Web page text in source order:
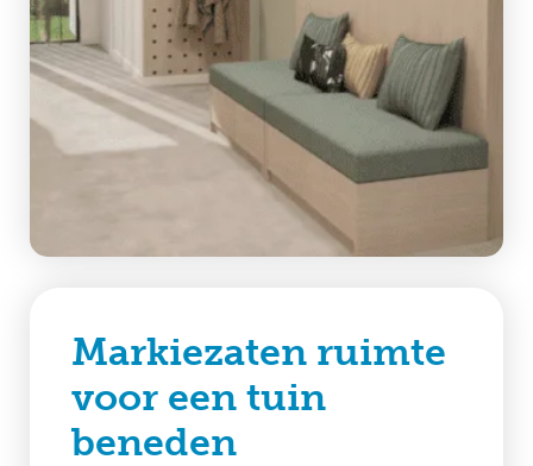
Markiezaten ruimte
voor een tuin
beneden